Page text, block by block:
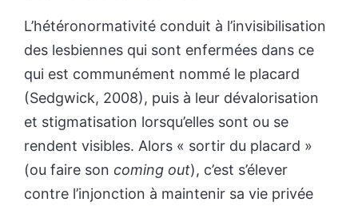
L’hétéronormativité conduit à l’invisibilisation
des lesbiennes qui sont enfermées dans ce
qui est communément nommé le placard
(Sedgwick, 2008), puis à leur dévalorisation
et stigmatisation lorsqu’elles sont ou se
rendent visibles. Alors « sortir du placard »
(ou faire son coming out), c’est s’élever
contre l’injonction à maintenir sa vie privée